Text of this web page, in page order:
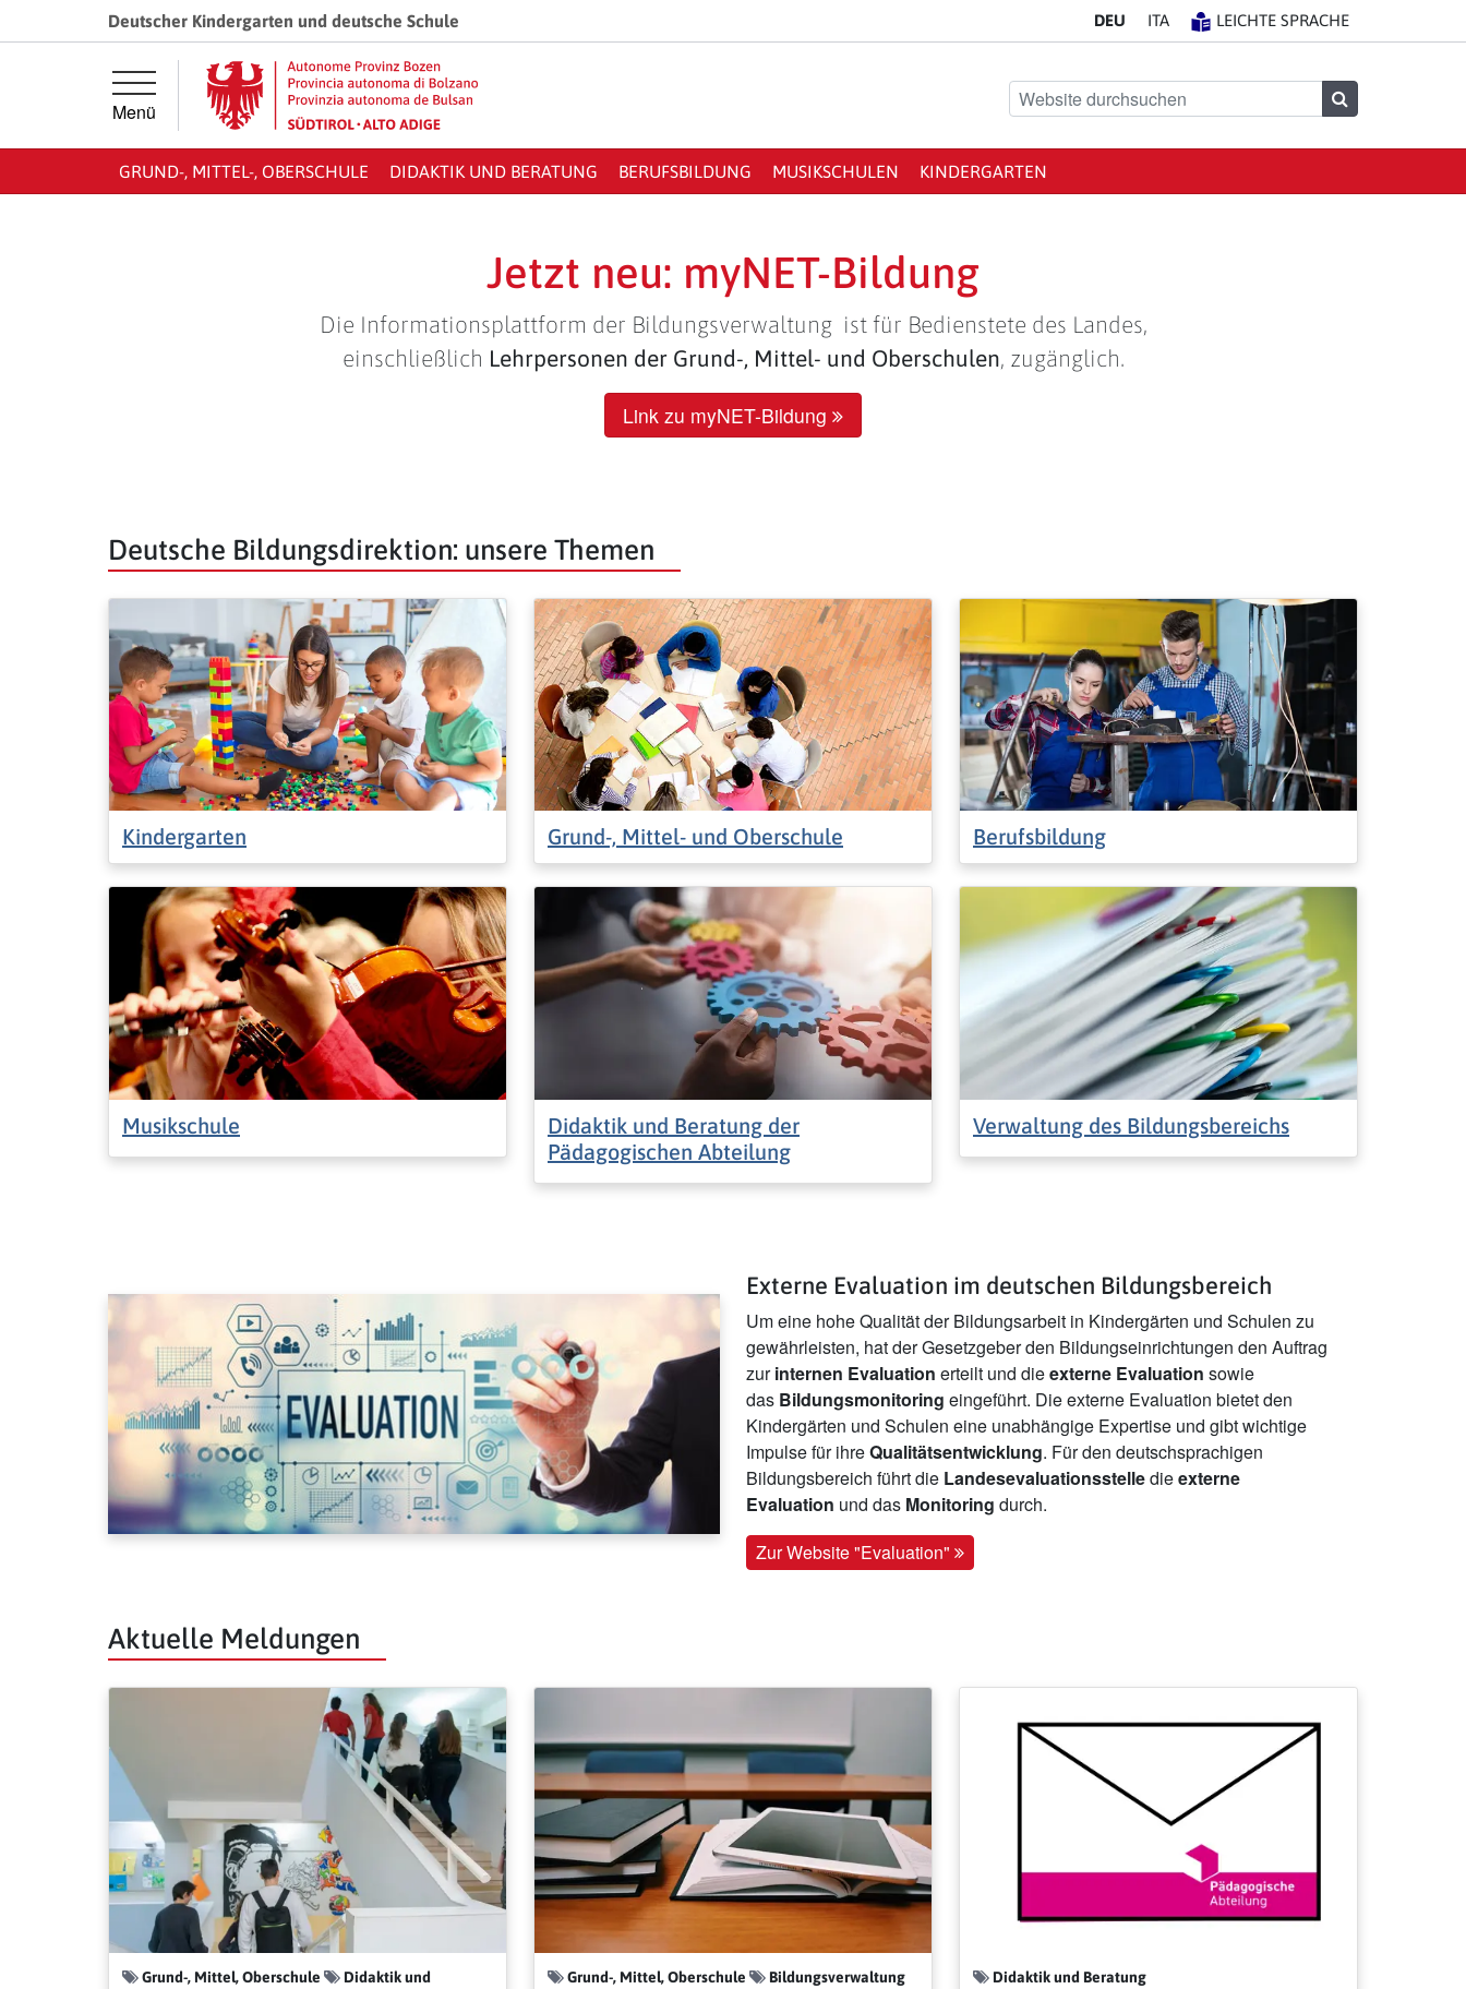
Springe direkt zur Hauptnavigation
Springe direkt zum InhaltDeutscher Kindergarten und deutsche Schule DEU ITA LEICHTE SPRACHE
Menü
Website durchsuchen
GRUND-, MITTEL-, OBERSCHULE DIDAKTIK UND BERATUNG BERUFSBILDUNG MUSIKSCHULEN KINDERGARTEN
Jetzt neu: myNET-Bildung
Die Informationsplattform der Bildungsverwaltung ist für Bedienstete des Landes,
einschließlich Lehrpersonen der Grund-, Mittel- und Oberschulen, zugänglich.
Link zu myNET-Bildung
Deutsche Bildungsdirektion: unsere Themen
Kindergarten Grund-, Mittel- und Oberschule Berufsbildung
Musikschule
Didaktik und Beratung der
Pädagogischen Abteilung
Verwaltung des Bildungsbereichs
Externe Evaluation im deutschen Bildungsbereich
Um eine hohe Qualität der Bildungsarbeit in Kindergärten und Schulen zu
gewährleisten, hat der Gesetzgeber den Bildungseinrichtungen den Auftrag
zurinternen Evaluation erteilt und dieexterne Evaluation sowie
das Bildungsmonitoring eingeführt. Die externe Evaluation bietet den
Kindergärten und Schulen eine unabhängige Expertise und gibt wichtige
Impulse für ihreQualitätsentwicklung. Für den deutschsprachigen
Bildungsbereich führt die Landesevaluationsstelledieexterne
Evaluation und das Monitoring durch.
Zur Website "Evaluation"
Aktuelle Meldungen
Grund-, Mittel, Oberschule
Didaktik und
Grund-, Mittel, Oberschule Bildungsverwaltung Didaktik und Beratung